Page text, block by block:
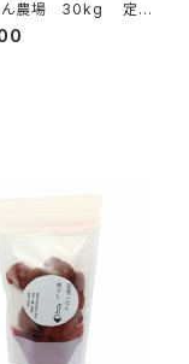
ん農場 30kg 定期